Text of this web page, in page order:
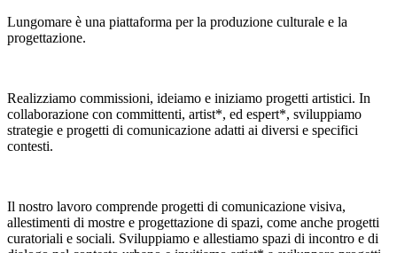
Lungomare è una piattaforma per la produzione culturale e la
progettazione.
Realizziamo commissioni, ideiamo e iniziamo progetti artistici. In
collaborazione con committenti, artist*, ed espert*, sviluppiamo
strategie e progetti di comunicazione adatti ai diversi e specifici
contesti.
Il nostro lavoro comprende progetti di comunicazione visiva,
allestimenti di mostre e progettazione di spazi, come anche progetti
curatoriali e sociali. Sviluppiamo e allestiamo spazi di incontro e di